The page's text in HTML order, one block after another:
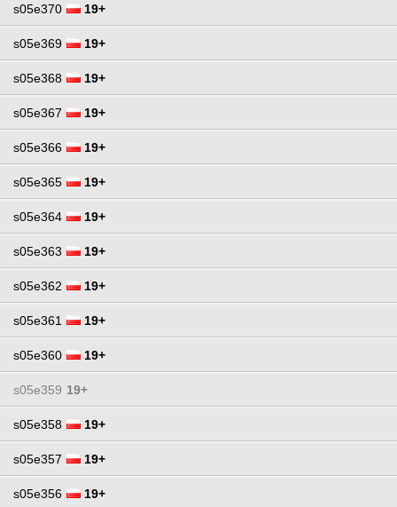
s05e370 19+
s05e369 19+
s05e368 19+
s05e367 19+
s05e366 19+
s05e365 19+
s05e364 19+
s05e363 19+
s05e362 19+
s05e361 19+
s05e360 19+
s05e359 19+
s05e358 19+
s05e357 19+
s05e356 19+